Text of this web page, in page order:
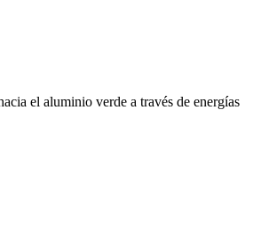
el aluminio verde a través de energías